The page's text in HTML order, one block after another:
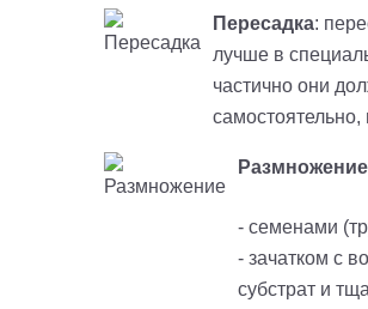
Пересадка:
лучше в
частично они
- семенами
- зачатком с
субстрат и